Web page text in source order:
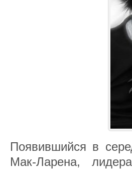
Появившийся в
Мак-Ларена,